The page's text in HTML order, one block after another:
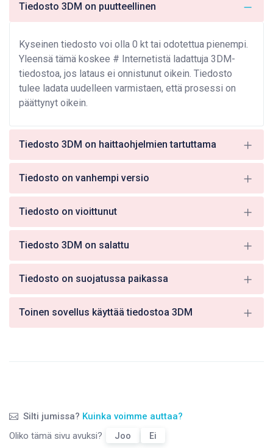
Tiedosto 3DM on puutteellinen
Kyseinen tiedosto voi olla 0 kt tai odotettua pienempi.
Yleensä tämä koskee # Internetistä ladattuja 3DM-
tiedostoa, jos lataus ei onnistunut oikein. Tiedosto
tulee ladata uudelleen varmistaen, että prosessi on
päättynyt oikein.
Tiedosto 3DM on haittaohjelmien tartuttama
Tiedosto on vanhempi versio
Tiedosto on vioittunut
Tiedosto 3DM on salattu
Tiedosto on suojatussa paikassa
Toinen sovellus käyttää tiedostoa 3DM
Silti jumissa? Kuinka voimme auttaa?
Oliko tämä sivu avuksi?
Joo Ei